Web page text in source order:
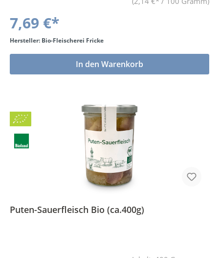
7,69 €*
Hersteller: Bio-Fleischerei Fricke
In den Warenkorb
Bio
BLa
Puten-Sauerfleisch Bio (ca.400g)